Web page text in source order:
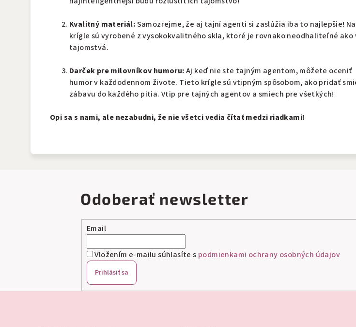
Kvalitný materiál:Samozrejme, že aj tajní agenti si zaslúžia iba to najlepšie!
krígle sú vyrobené z vysokokvalitného skla, ktoré je rovnako neodhaliteľné ako
tajomstvá.
Darček pre milovníkov humoru:Aj keď nie ste tajným agentom, môžete oceniť
humor v každodennom živote. Tieto krígle sú vtipným spôsobom, ako pridať
zábavu do každého pitia. Vtip pre tajných agentov a smiech pre všetkých!
Opi sa s nami, ale nezabudni, že nie všetci vedia čítať medzi riadkami!
Odoberať newsletter
Email
Vložením e-mailu súhlasíte s podmienkami ochrany osobných údajov
Prihlásiť sa